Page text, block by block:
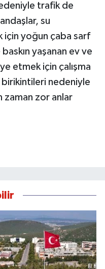
trafik de
su
için yoğun çaba sarf
yaşanan ev ve
etmek için çalışma
birikintileri nedeniyle
zaman zor anlar